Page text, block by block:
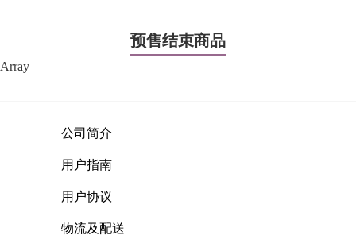
预售结束商品
Array
公司简介
用户指南
用户协议
物流及配送